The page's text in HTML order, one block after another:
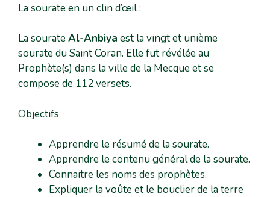
La sourate en un clin d’œil :
La sourateAl-Anbiya est la vingt et unième
sourate du Saint Coran. Elle fut révélée au
Prophète(s) dans la ville de la Mecque et se
compose de 112 versets.
Objectifs
Apprendre le résumé de la sourate.
Apprendre le contenu général de la sourate.
Connaitre les noms des prophètes.
Expliquer la voûte et le bouclier de la terre